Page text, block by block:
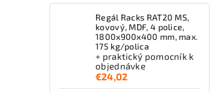
Regál Racks RAT20 MS,
kovový, MDF, 4 police,
1800x900x400 mm, max.
175 kg/polica
+ praktický pomocník k
objednávke
€24,02